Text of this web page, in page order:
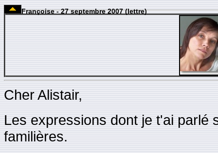
Françoise - 27 septembre 2007 (lettre)
Cher Alistair,
Les expressions dont je t'ai parlé
familières.